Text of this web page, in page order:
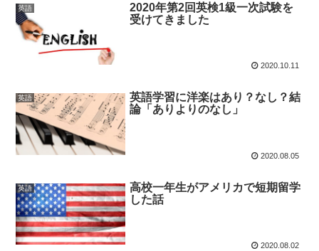
英語
2020年第2回英検1級一次試験を
受けてきました
2020.10.11
英語
英語学習に洋楽はあり？なし？結
論「ありよりのなし」
2020.08.05
英語
高校一年生がアメリカで短期留学
した話
2020.08.02